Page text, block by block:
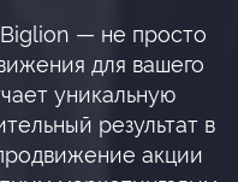
— не просто
для вашего
уникальную
результат в
акции